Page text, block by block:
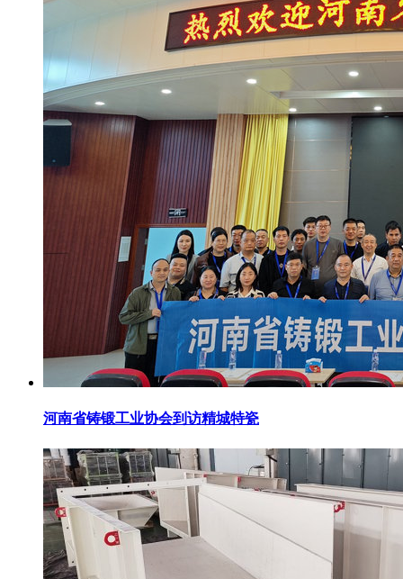
河南省铸锻工业协会到访精城特瓷